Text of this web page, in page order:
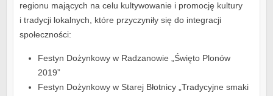
regionu mających na celu kultywowanie i promocję kultury
i tradycji lokalnych, które przyczyniły się do integracji
społeczności:
Festyn Dożynkowy w Radzanowie „Święto Plonów
2019”
Festyn Dożynkowy w Starej Błotnicy „Tradycyjne smaki